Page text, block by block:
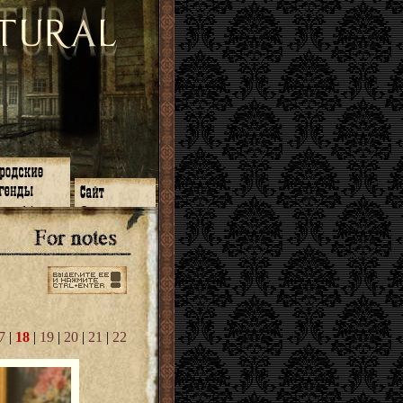
14
13
11
12
9
6
5
⇐ ⇐
О нас
ЧаВо
Поиск
Ссылки
Карта сайта
| 18 | 19 | 20 | 21 | 22